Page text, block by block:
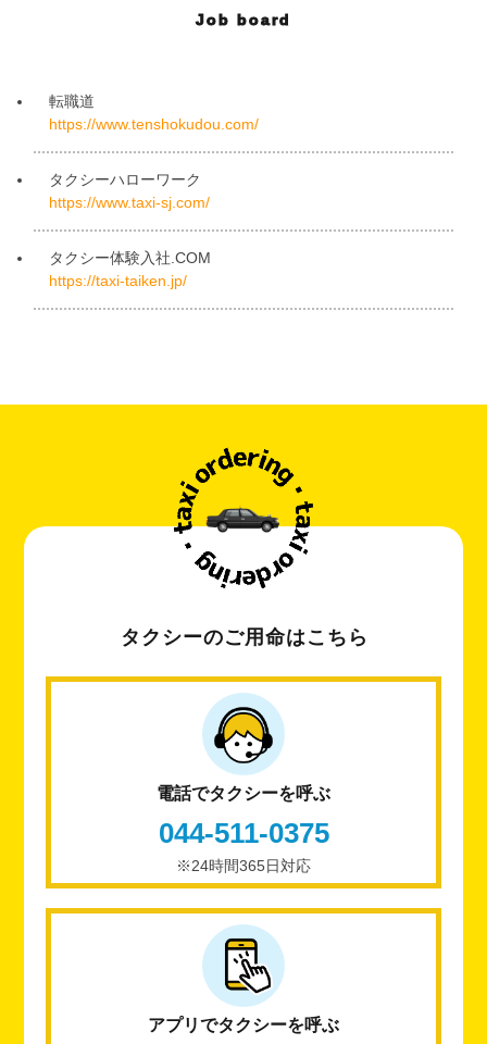
Job board
転職道
https://www.tenshokudou.com/
タクシーハローワーク
https://www.taxi-sj.com/
タクシー体験入社.COM
https://taxi-taiken.jp/
タクシーのご用命はこちら
電話でタクシーを呼ぶ
044-511-0375
※24時間365日対応
アプリでタクシーを呼ぶ